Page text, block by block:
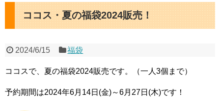
ココス・夏の福袋2024販売！
2024/6/15 福袋
ココスで、夏の福袋2024販売です。（一人3個まで）
予約期間は2024年6月14日(金)～6月27日(木)です！